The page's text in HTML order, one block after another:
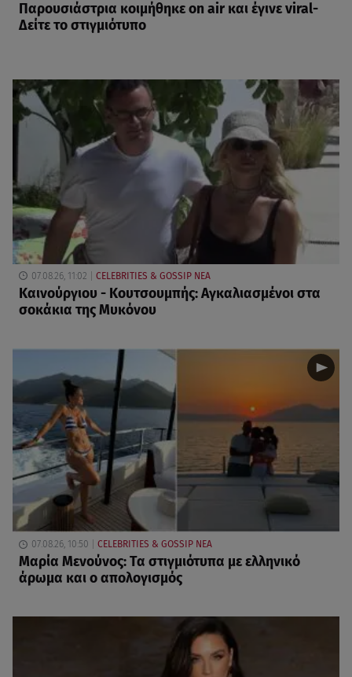
Παρουσιάστρια κοιμήθηκε on air και έγινε viral-
Δείτε το στιγμιότυπο
07.08.26, 11:02 CELEBRITIES & GOSSIP ΝΕΑ
Καινούργιου - Κουτσουμπής: Αγκαλιασμένοι στα
σοκάκια της Μυκόνου
07.08.26, 10:50 CELEBRITIES & GOSSIP ΝΕΑ
Μαρία Μενούνος: Τα στιγμιότυπα με ελληνικό
άρωμα και ο απολογισμός